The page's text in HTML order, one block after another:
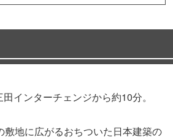
インターチェンジから約10分。
敷地に広がるおちついた日本建築の